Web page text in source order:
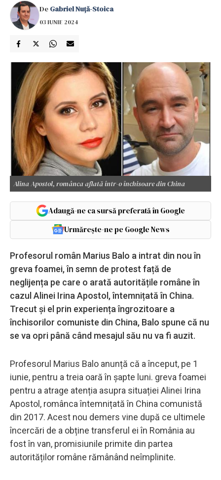
De Gabriel Nuță-Stoica
03 IUNIE 2024
Alina Apostol, românca aflată într-o închisoare din China
Adaugă-ne ca sursă preferată în Google
Urmărește-ne pe Google News
Profesorul român Marius Balo a intrat din nou în
greva foamei, în semn de protest față de
neglijența pe care o arată autoritățile române în
cazul Alinei Irina Apostol, întemnițată în China.
Trecut și el prin experiența îngrozitoare a
închisorilor comuniste din China, Balo spune că nu
se va opri până când mesajul său nu va fi auzit.
Profesorul Marius Balo anunță că a început, pe 1
iunie, pentru a treia oară în șapte luni. greva foamei
pentru a atrage atenția asupra situației Alinei Irina
Apostol, românca întemnițată în China comunistă
din 2017. Acest nou demers vine după ce ultimele
încercări de a obține transferul ei în România au
fost în van, promisiunile primite din partea
autorităților române rămânând neîmplinite.